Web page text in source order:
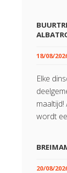
18/08/
Elke
wordt
20/08/